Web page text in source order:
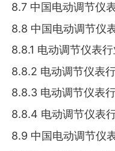
8.7 中国电动调节仪
8.8 中国电动调节仪
8.8.1 电动调节仪表
8.8.2 电动调节仪表
8.8.3 电动调节仪表
8.8.4 电动调节仪表
8.9 中国电动调节仪